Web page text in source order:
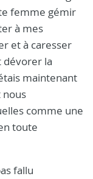
femme gémir
à mes
et à caresser
dévorer la
maintenant
comme une
toute
fallu